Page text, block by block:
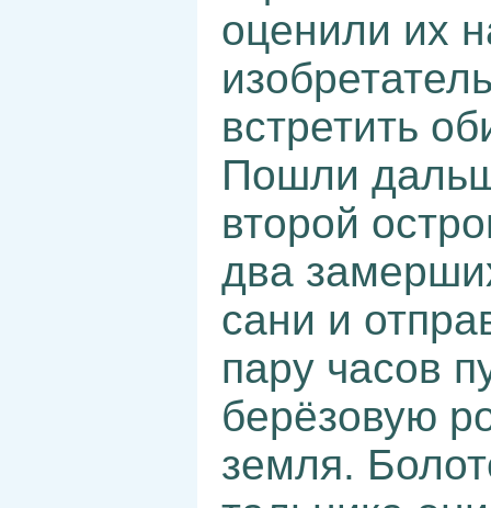
оценили их
встретить
Пошли
второй
два
сани и
пару часов
берёзовую
земля.